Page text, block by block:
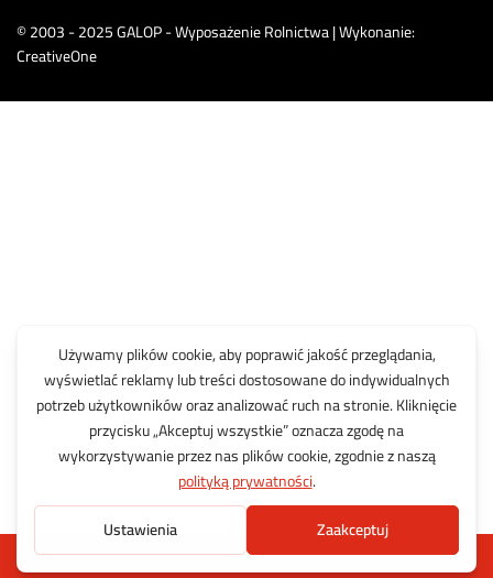
Dodaj do koszyka
© 2003 - 2025 GALOP - Wyposażenie Rolnictwa | Wykonanie:
CreativeOne